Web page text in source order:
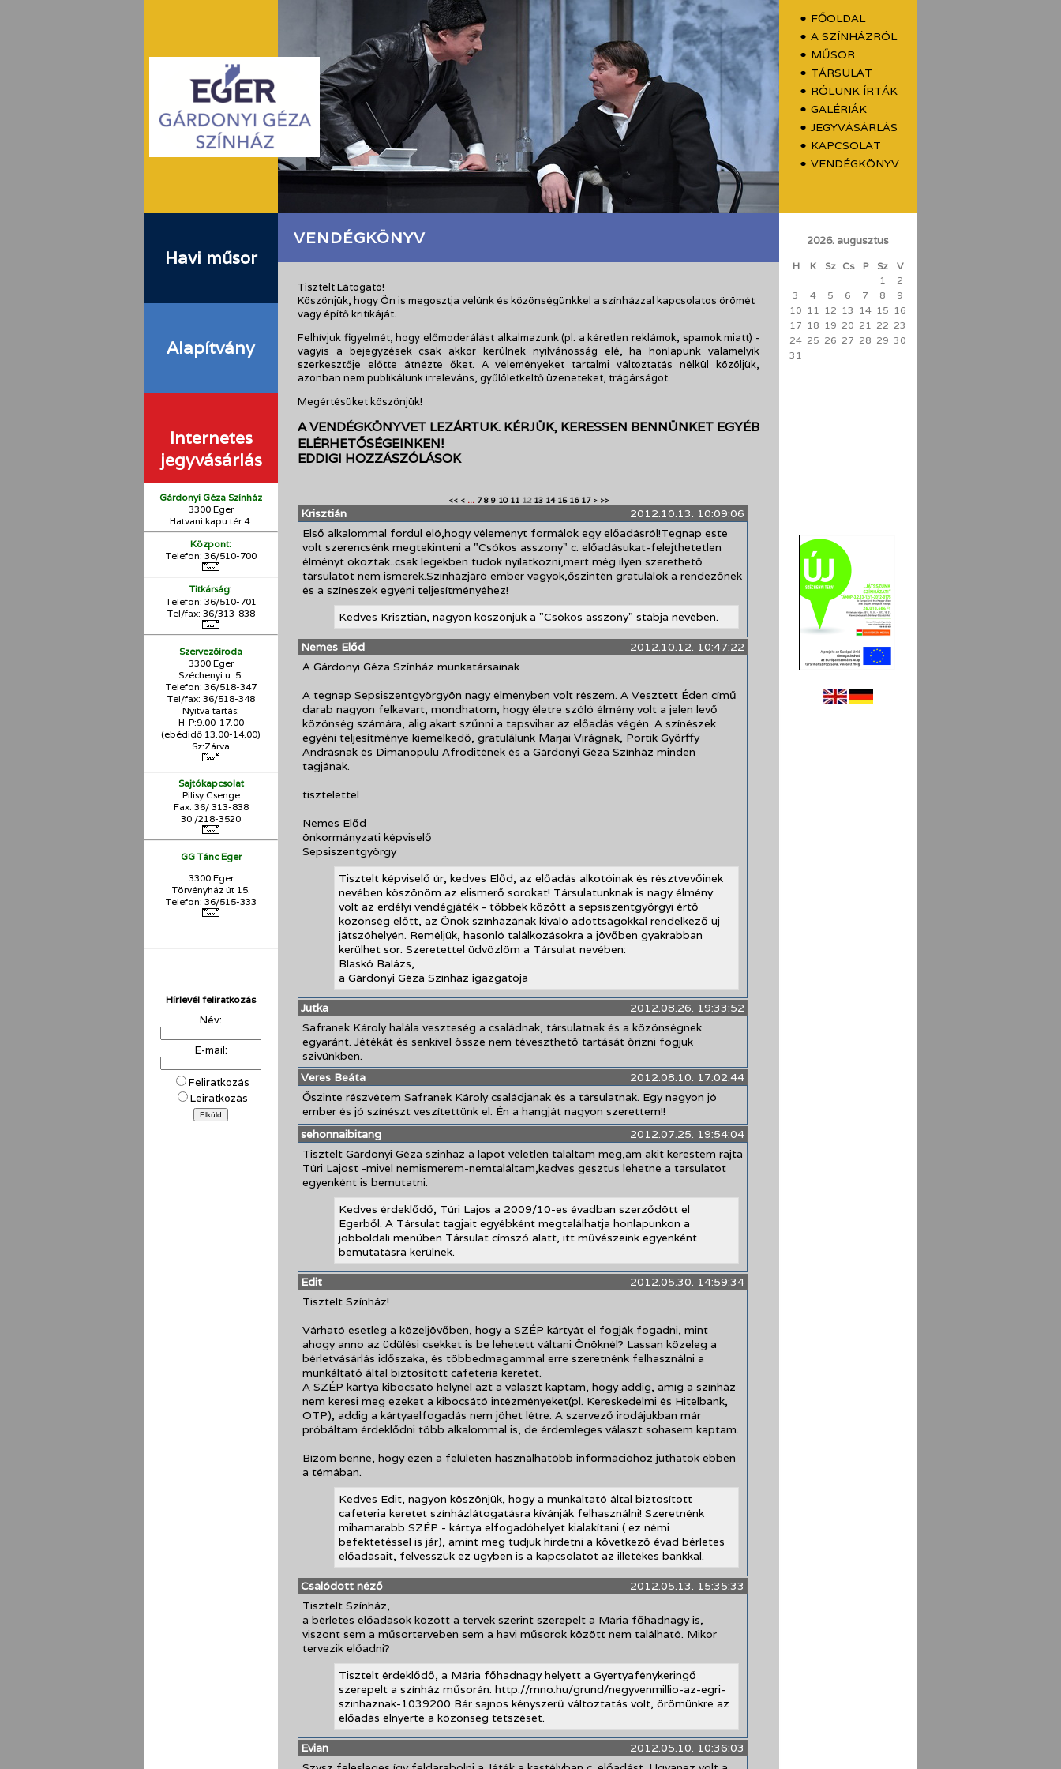
FŐOLDAL
A SZÍNHÁZRÓL
MŰSOR
TÁRSULAT
RÓLUNK ÍRTÁK
GALÉRIÁK
JEGYVÁSÁRLÁS
KAPCSOLAT
VENDÉGKÖNYV
Havi műsor
Alapítvány
Internetes
jegyvásárlás
Gárdonyi Géza Színház
3300 Eger
Hatvani kapu tér 4.
Központ:
Telefon: 36/510-700
Titkárság:
Telefon: 36/510-701
Tel/fax: 36/313-838
Szervezőiroda
3300 Eger
Széchenyi u. 5.
Telefon: 36/518-347
Tel/fax: 36/518-348
Nyitva tartás:
H-P:9.00-17.00
(ebédidő 13.00-14.00)
Sz:Zárva
Sajtókapcsolat
Pilisy Csenge
Fax: 36/ 313-838
30 /218-3520
GG Tánc Eger
3300 Eger
Törvényház út 15.
Telefon: 36/515-333
Hírlevél feliratkozás
Név:
E-mail:
Feliratkozás
Leiratkozás
VENDÉGKÖNYV
Tisztelt Látogató!
Köszönjük, hogy Ön is megosztja velünk és közönségünkkel a színházzal kapcsolatos örömét
vagy építő kritikáját.
Felhívjuk figyelmét, hogy előmoderálást alkalmazunk (pl. a kéretlen reklámok, spamok miatt) -
vagyis a bejegyzések csak akkor kerülnek nyilvánosság elé, ha honlapunk valamelyik
szerkesztője előtte átnézte őket. A véleményeket tartalmi változtatás nélkül közöljük,
azonban nem publikálunk irreleváns, gyűlöletkeltő üzeneteket, trágárságot.
Megértésüket köszönjük!
A VENDÉGKÖNYVET LEZÁRTUK. KÉRJÜK, KERESSEN BENNÜNKET EGYÉB
ELÉRHETŐSÉGEINKEN!
EDDIGI HOZZÁSZÓLÁSOK
<< <... 7 8 9 10 11 12 13 14 15 16 17 > >>
Krisztián
2012.10.13. 10:09:06
Első alkalommal fordul elö,hogy véleményt formálok egy előadásról!Tegnap este
volt szerencsénk megtekinteni a "Csókos asszony" c. előadásukat-felejthetetlen
élményt okoztak..csak legekben tudok nyilatkozni,mert még ilyen szerethető
társulatot nem ismerek.Szìnházjáró ember vagyok,őszintén gratulálok a rendezőnek
és a színészek egyéni teljesítményéhez!
Kedves Krisztián, nagyon köszönjük a "Csókos asszony" stábja nevében.
Nemes Előd
2012.10.12. 10:47:22
A Gárdonyi Géza Színház munkatársainak
A tegnap Sepsiszentgyörgyön nagy élményben volt részem. A Vesztett Éden című
darab nagyon felkavart, mondhatom, hogy életre szóló élmény volt a jelen levő
közönség számára, alig akart szűnni a tapsvihar az előadás végén. A színészek
egyéni teljesítménye kiemelkedő, gratulálunk Marjai Virágnak, Portik Györffy
Andrásnak és Dimanopulu Afroditének és a Gárdonyi Géza Színház minden
tagjának.
tisztelettel
Nemes Előd
önkormányzati képviselő
Sepsiszentgyörgy
Tisztelt képviselő úr, kedves Előd, az előadás alkotóinak és résztvevőinek
nevében köszönöm az elismerő sorokat! Társulatunknak is nagy élmény
volt az erdélyi vendégjáték - többek között a sepsiszentgyörgyi értő
közönség előtt, az Önök színházának kiváló adottságokkal rendelkező új
játszóhelyén. Reméljük, hasonló találkozásokra a jövőben gyakrabban
kerülhet sor. Szeretettel üdvözlöm a Társulat nevében:
Blaskó Balázs,
a Gárdonyi Géza Színház igazgatója
Jutka
2012.08.26. 19:33:52
Safranek Károly halála veszteség a családnak, társulatnak és a közönségnek
egyaránt. Jétékát és senkivel össze nem téveszthető tartását őrizni fogjuk
szivünkben.
Veres Beáta
2012.08.10. 17:02:44
Őszinte részvétem Safranek Károly családjának és a társulatnak. Egy nagyon jó
ember és jó színészt veszítettünk el. Én a hangját nagyon szerettem!!
sehonnaibitang
2012.07.25. 19:54:04
Tisztelt Gárdonyi Géza szinhaz a lapot véletlen találtam meg,ám akit kerestem rajta
Túri Lajost -mivel nemismerem-nemtaláltam,kedves gesztus lehetne a tarsulatot
egyenként is bemutatni.
Kedves érdeklődő, Túri Lajos a 2009/10-es évadban szerződött el
Egerből. A Társulat tagjait egyébként megtalálhatja honlapunkon a
jobboldali menüben Társulat címszó alatt, itt művészeink egyenként
bemutatásra kerülnek.
Edit
2012.05.30. 14:59:34
Tisztelt Színház!
Várható esetleg a közeljövőben, hogy a SZÉP kártyát el fogják fogadni, mint
ahogy anno az üdülési csekket is be lehetett váltani Önöknél? Lassan közeleg a
bérletvásárlás időszaka, és többedmagammal erre szeretnénk felhasználni a
munkáltató által biztosított cafeteria keretet.
A SZÉP kártya kibocsátó helynél azt a választ kaptam, hogy addig, amíg a színház
nem keresi meg ezeket a kibocsátó intézményeket(pl. Kereskedelmi és Hitelbank,
OTP), addig a kártyaelfogadás nem jöhet létre. A szervező irodájukban már
próbáltam érdeklődni több alkalommal is, de érdemleges választ sohasem kaptam.
Bízom benne, hogy ezen a felületen használhatóbb információhoz juthatok ebben
a témában.
Kedves Edit, nagyon köszönjük, hogy a munkáltató által biztosított
cafeteria keretet színházlátogatásra kívánják felhasználni! Szeretnénk
mihamarabb SZÉP - kártya elfogadóhelyet kialakítani ( ez némi
befektetéssel is jár), amint meg tudjuk hirdetni a következő évad bérletes
előadásait, felvesszük ez ügyben is a kapcsolatot az illetékes bankkal.
Csalódott néző
2012.05.13. 15:35:33
Tisztelt Színház,
a bérletes előadások között a tervek szerint szerepelt a Mária főhadnagy is,
viszont sem a műsorterveben sem a havi műsorok között nem található. Mikor
tervezik előadni?
Tisztelt érdeklődő, a Mária főhadnagy helyett a Gyertyafénykeringő
szerepelt a színház műsorán. http://mno.hu/grund/negyvenmillio-az-egri-
szinhaznak-1039200 Bár sajnos kényszerű változtatás volt, örömünkre az
előadás elnyerte a közönség tetszését.
Evian
2012.05.10. 10:36:03
2026. augusztus
H K Sz Cs P Sz
V
1
2
3
4 5 6 7 8
9
10 11 12 13 14 15 16
17 18 19 20 21 22 23
24 25 26 27 28 29 30
31